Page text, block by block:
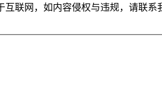
联网，如内容侵权与违规，请联系